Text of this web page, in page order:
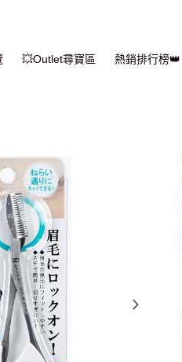
💥Outlet尋寶區 熱銷排行榜👑